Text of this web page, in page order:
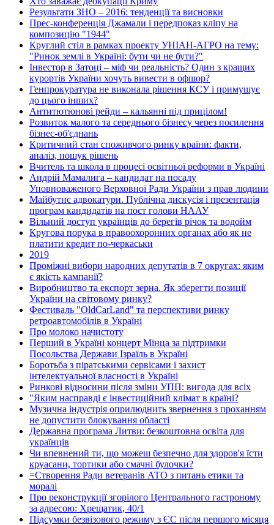
Результати ЗНО – 2016: тенденції та висновки
Прес-конференція Джамали і передпоказ кліпу на
композицію "1944"
Круглий стіл в рамках проекту УНІАН-АГРО на тему:
"Ринок землі в Україні: бути чи не бути?"
Інвестор в Затоці – міф чи реальність? Один з кращих
курортів України хочуть вивести в офшор?
Генпрокуратура не виконала рішення КСУ і примушує
до цього інших?
Антитютюнові рейди – кальянні під прицілом!
Розвиток малого та середнього бізнесу через посилення
бізнес-об'єднань
Критичний стан споживчого ринку країни: факти,
аналіз, пошук рішень
Вчитель та школа в процесі освітньої реформи в Україні
Андрій Мамалига – кандидат на посаду
Уповноваженого Верховної Ради України з прав людини
Майбутнє адвокатури. Публічна дискусія і презентація
програм кандидатів на пост голови НААУ
Вільний доступ українців до берегів річок та водойм
Кругова порука в правоохоронних органах або як не
платити кредит по-черкаськи
2019
Проміжні вибори народних депутатів в 7 округах: яким
є якість кампанії?
Виробництво та експорт зерна. Як зберегти позиції
України на світовому ринку?
Фестиваль "OldCarLand" та перспективи ринку
ретроавтомобілів в Україні
Про молоко начистоту
Перший в Україні концерт Мінца за підтримки
Посольства Держави Ізраїль в Україні
Боротьба з піратськими сервісами і захист
інтелектуальної власності в Україні
Ринкові відносини після зміни УПП: вигода для всіх
"Яким насправді є інвестиційний клімат в країні?
Музична індустрія оприлюднить звернення з проханням
не допустити блокування області
Державна програма Литви: безкоштовна освіта для
українців
Чи впевнений ти, що можеш безпечно для здоров'я їсти
круасани, тортики або смачні булочки?
=Створення Ради ветеранів АТО з питань етики та
моралі
Про реконструкції згорілого Центрального гастроному
за адресою: Хрещатик, 40/1
Підсумки безвізового режиму з ЄС після першого місяця